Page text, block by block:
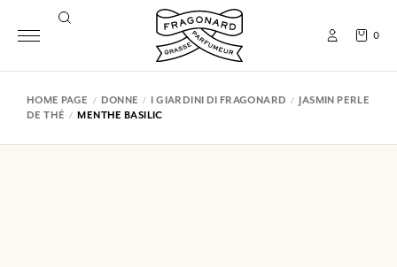
0
HOME PAGE DONNE I GIARDINI DI FRAGONARD
JASMIN PERLE
DE THÉ
MENTHE BASILIC